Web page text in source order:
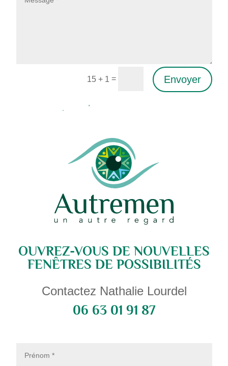
15 + 1 = Envoyer
OUVREZ-VOUS DE NOUVELLES
FENÊTRES DE POSSIBILITÉS
Contactez Nathalie Lourdel
06 63 01 91 87